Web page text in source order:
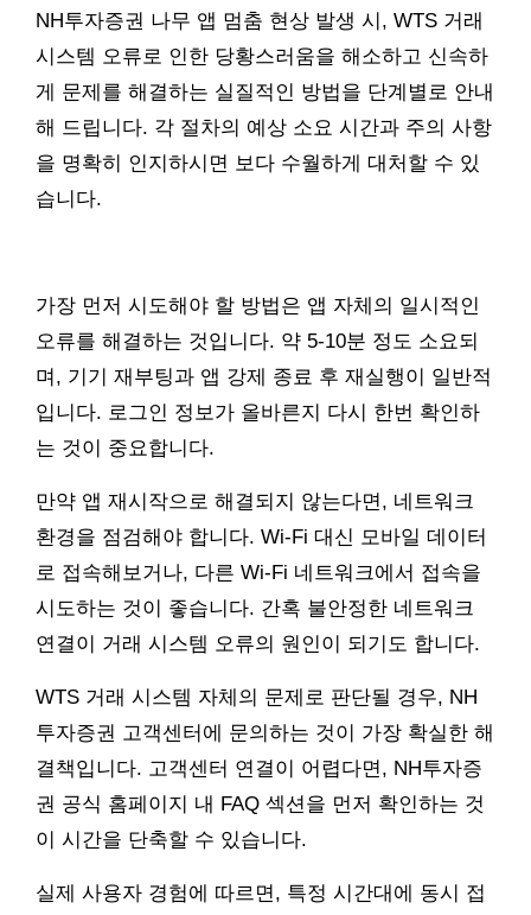
NH투자증권 나무 앱 멈춤 현상 발생 시, WTS 거래
시스템 오류로 인한 당황스러움을 해소하고 신속하
게 문제를 해결하는 실질적인 방법을 단계별로 안내
해 드립니다. 각 절차의 예상 소요 시간과 주의 사항
을 명확히 인지하시면 보다 수월하게 대처할 수 있
습니다.
가장 먼저 시도해야 할 방법은 앱 자체의 일시적인
오류를 해결하는 것입니다. 약 5-10분 정도 소요되
며, 기기 재부팅과 앱 강제 종료 후 재실행이 일반적
입니다. 로그인 정보가 올바른지 다시 한번 확인하
는 것이 중요합니다.
만약 앱 재시작으로 해결되지 않는다면, 네트워크
환경을 점검해야 합니다. Wi-Fi 대신 모바일 데이터
로 접속해보거나, 다른 Wi-Fi 네트워크에서 접속을
시도하는 것이 좋습니다. 간혹 불안정한 네트워크
연결이 거래 시스템 오류의 원인이 되기도 합니다.
WTS 거래 시스템 자체의 문제로 판단될 경우, NH
투자증권 고객센터에 문의하는 것이 가장 확실한 해
결책입니다. 고객센터 연결이 어렵다면, NH투자증
권 공식 홈페이지 내 FAQ 섹션을 먼저 확인하는 것
이 시간을 단축할 수 있습니다.
실제 사용자 경험에 따르면, 특정 시간대에 동시 접